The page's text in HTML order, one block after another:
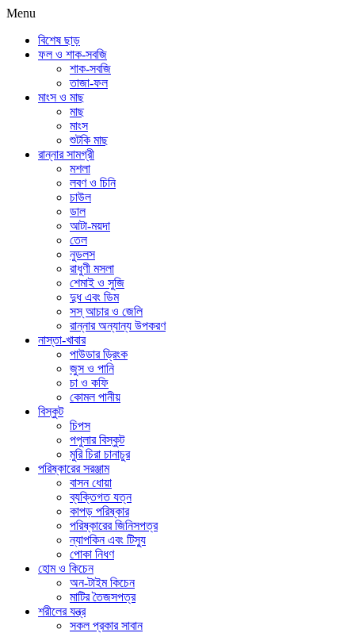
Menu
বিশেষ ছাড়
ফল ও শাক-সবজি
শাক-সবজি
তাজা-ফল
মাংস ও মাছ
মাছ
মাংস
শুটকি মাছ
রান্নার সামগ্রী
মশলা
লবণ ও চিনি
চাউল
ডাল
আটা-ময়দা
তেল
নুডলস
রাধুণী মসলা
শেমাই ও সুজি
দুধ এবং ডিম
সস্ আচার ও জেলি
রান্নার অন্যান্য উপকরণ
নাস্তা-খাবার
পাউডার ড্রিংক
জুস ও পানি
চা ও কফি
কোমল পানীয়
বিস্কুট
চিপস
পপুলার বিস্কুট
মুরি চিরা চানাচুর
পরিষ্কারের সরঞ্জাম
বাসন ধোয়া
ব্যক্তিগত যত্ন
কাপড় পরিষ্কার
পরিষ্কারের জিনিসপত্র
ন্যাপকিন এবং টিস্যু
পোকা নিধণ
হোম ও কিচেন
অন-টাইম কিচেন
মাটির তৈজসপত্র
শরীলের যন্ত্র
সকল প্রকার সাবান